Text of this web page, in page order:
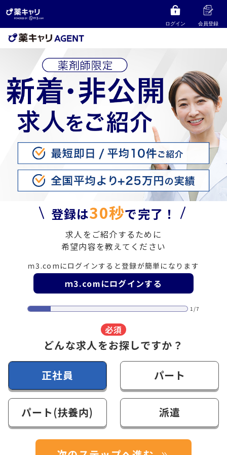
ログイン 会員登録
登録は30秒で完了！
求人をご紹介するために
希望内容を教えてください
ｍ3.comにログインすると登録が簡単になります
ｍ3.comにログインする
1/7
必須
どんな求人をお探しですか？
正社員 パート
パート(扶養内) 派遣